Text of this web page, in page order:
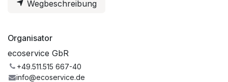
Wegbeschreibung
Organisator
ecoservice GbR
+49.511.515 667-40
info@ecoservice.de